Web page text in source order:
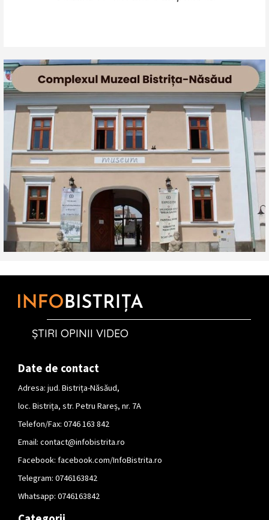
ȘTIRI OPINII VIDEO
Date de contact
Adresa: jud. Bistrița-Năsăud,
loc. Bistrița, str. Petru Rareș, nr. 7A
Telefon/Fax: 0746 163 842
Email: contact@infobistrita.ro
Facebook: facebook.com/InfoBistrita.ro
Telegram: 0746163842
Whatsapp: 0746163842